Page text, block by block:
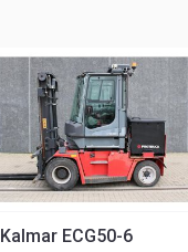
Kalmar ECG50-6